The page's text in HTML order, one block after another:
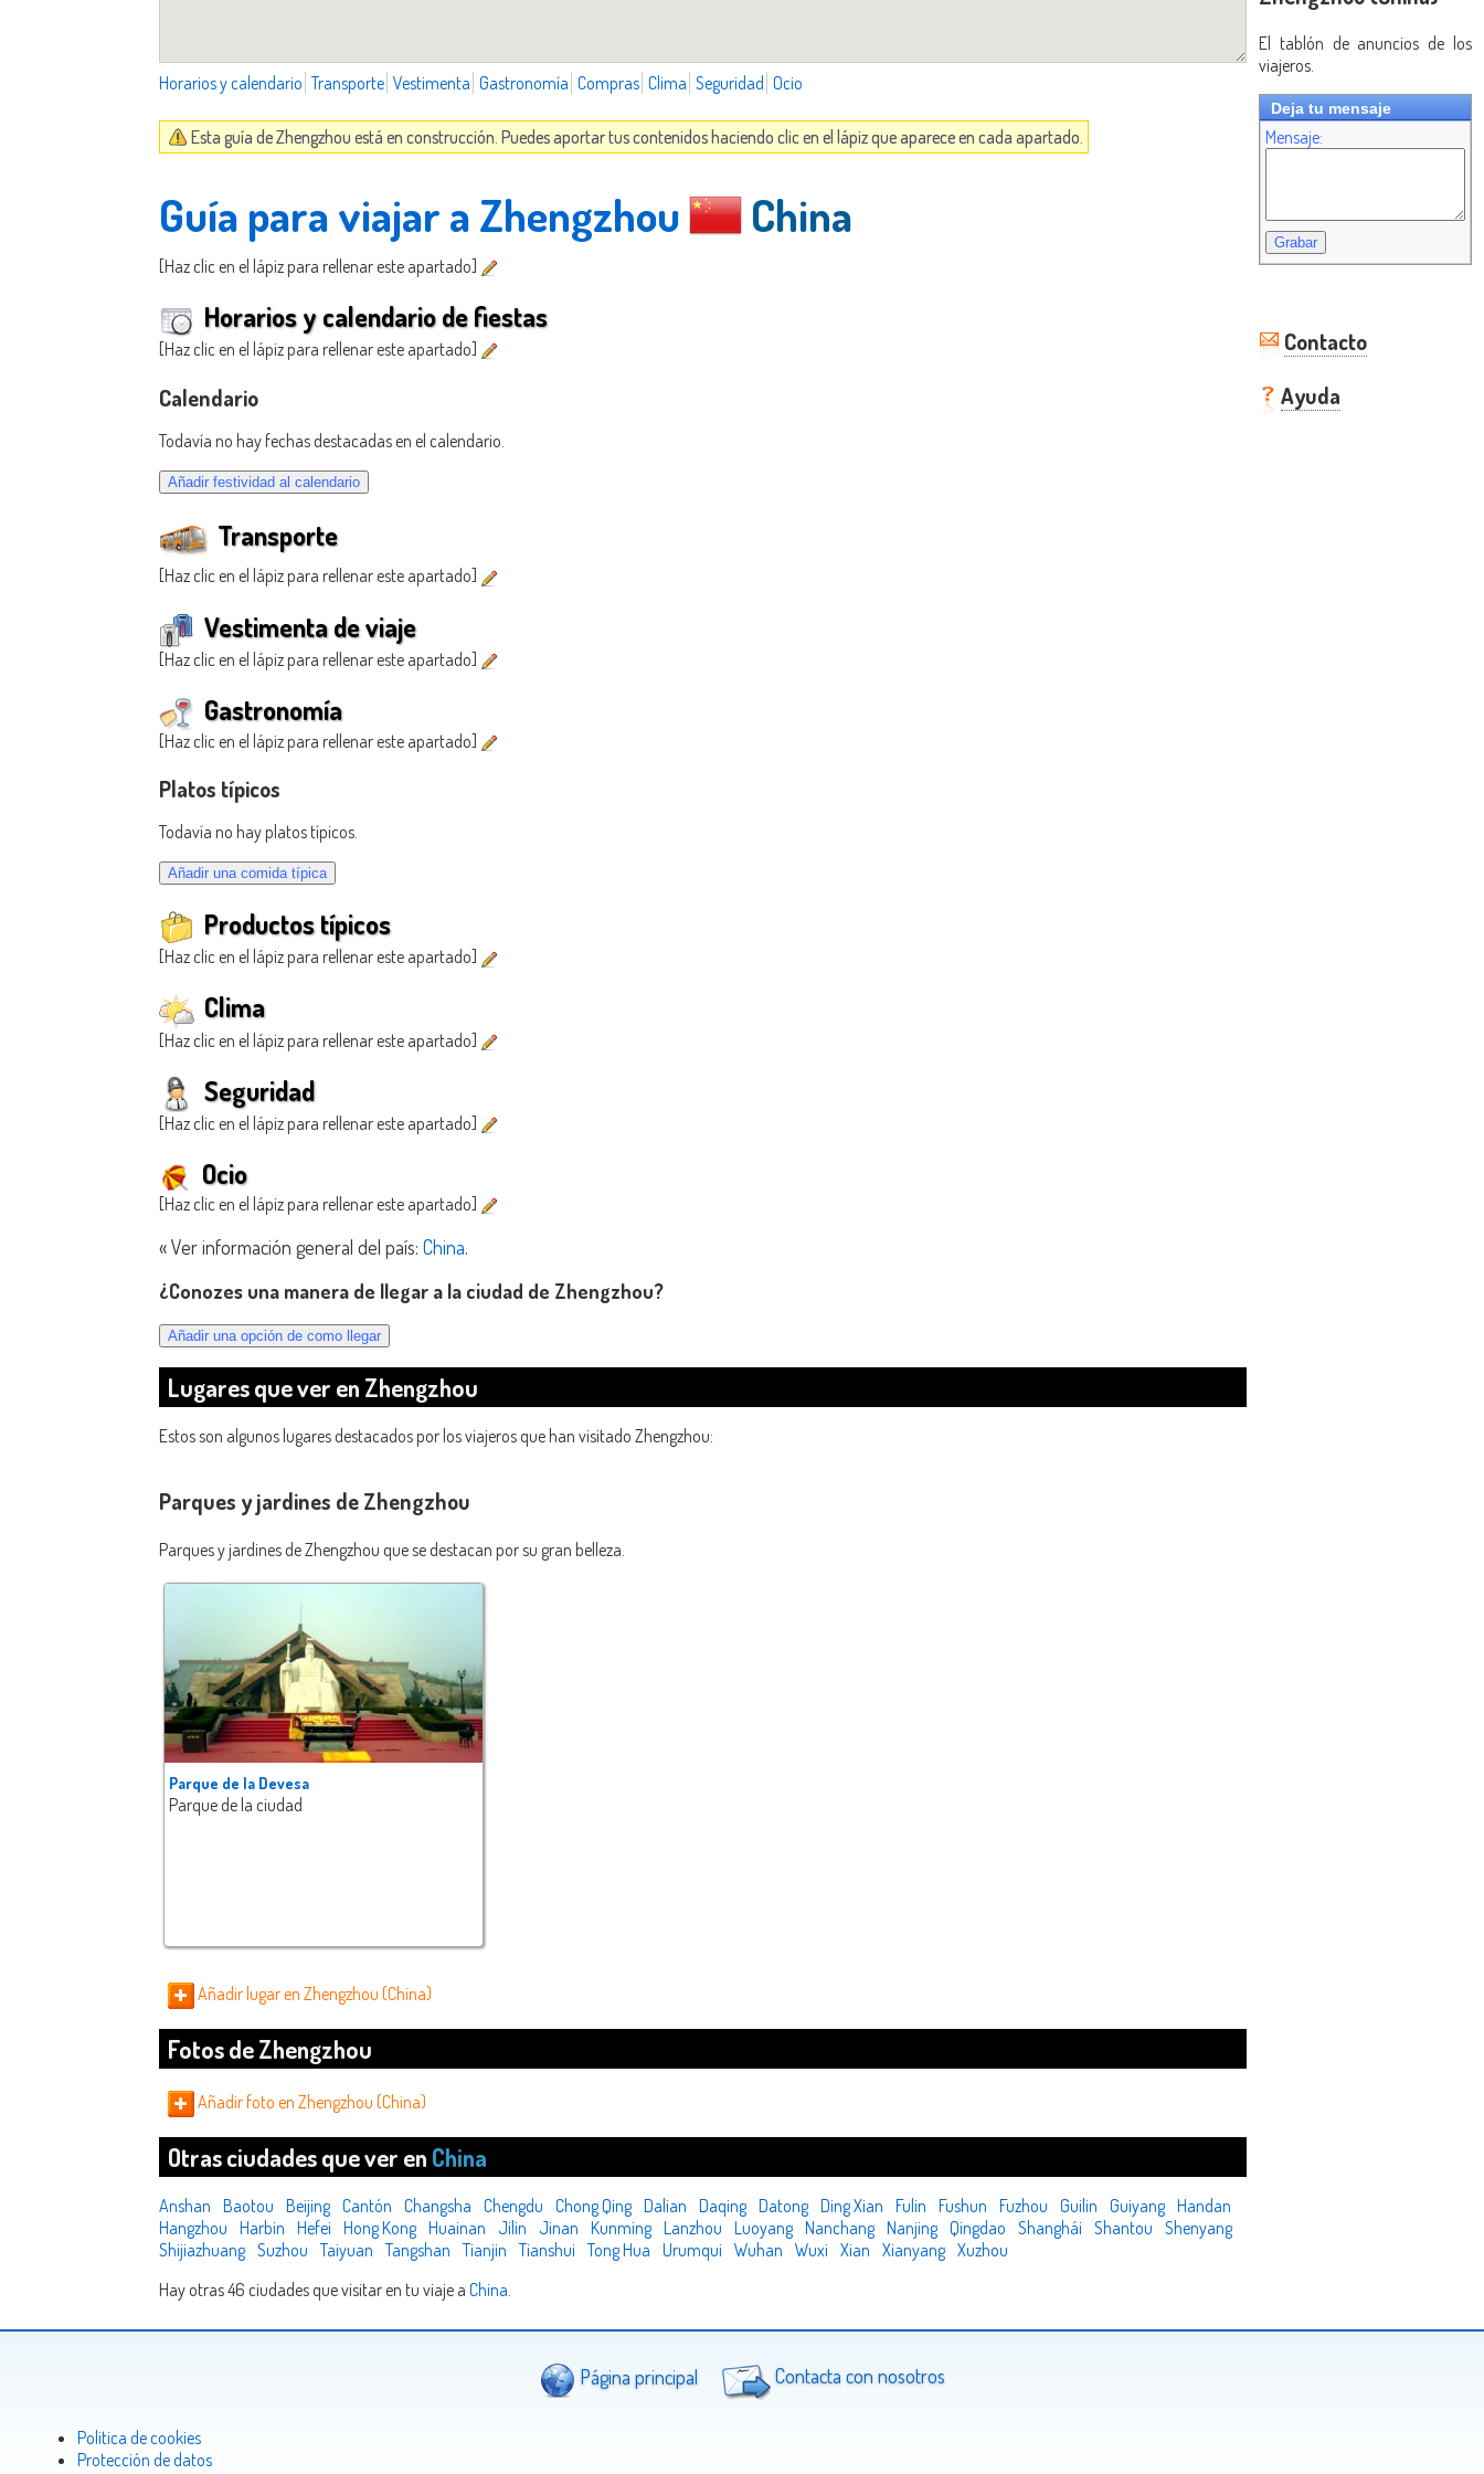
Horarios y calendario Transporte Vestimenta Gastronomía Compras Clima Seguridad Ocio
Esta guía de Zhengzhou está en construcción. Puedes aportar tus contenidos haciendo clic en el lápiz que aparece en cada apartado.
Guía para viajar a Zhengzhou China
[Haz clic en el lápiz para rellenar este apartado]
Horarios y calendario de fiestas
[Haz clic en el lápiz para rellenar este apartado]
Calendario
Todavía no hay fechas destacadas en el calendario.
Transporte
[Haz clic en el lápiz para rellenar este apartado]
Vestimenta de viaje
[Haz clic en el lápiz para rellenar este apartado]
Gastronomía
[Haz clic en el lápiz para rellenar este apartado]
Platos típicos
Todavía no hay platos típicos.
Productos típicos
[Haz clic en el lápiz para rellenar este apartado]
Clima
[Haz clic en el lápiz para rellenar este apartado]
Seguridad
[Haz clic en el lápiz para rellenar este apartado]
Ocio
[Haz clic en el lápiz para rellenar este apartado]
« Ver información general del país: China.
¿Conozes una manera de llegar a la ciudad de Zhengzhou?
Lugares que ver en Zhengzhou
Estos son algunos lugares destacados por los viajeros que han visitado Zhengzhou:
Parques y jardines de Zhengzhou
Parques y jardines de Zhengzhou que se destacan por su gran belleza.
Parque de la Devesa
Parque de la ciudad
Añadir lugar en Zhengzhou (China)
Fotos de Zhengzhou
Añadir foto en Zhengzhou (China)
Otras ciudades que ver en China
Anshan Baotou Beijing Cantón Changsha Chengdu Chong Qing Dalian Daqing Datong Ding Xian Fulin Fushun Fuzhou Guilin Guiyang Handan
Hangzhou Harbin Hefei Hong Kong Huainan Jilin Jinan Kunming Lanzhou Luoyang Nanchang Nanjing Qingdao Shanghái Shantou Shenyang
Shijiazhuang Suzhou Taiyuan Tangshan Tianjin Tianshui Tong Hua Urumqui Wuhan Wuxi Xian Xianyang Xuzhou
Hay otras 46 ciudades que visitar en tu viaje a China.
El tablón de anuncios de los
viajeros.
Deja tu mensaje
Mensaje:
Contacto
Ayuda
Página principal Contacta con nosotros
Politica de cookies
Protección de datos